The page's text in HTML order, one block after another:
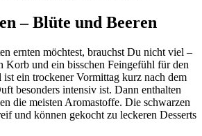
– Blüte und Beeren
ernten möchtest, brauchst Du nicht viel –
Korb und ein bisschen Feingefühl für den
ein trockener Vormittag kurz nach dem
besonders intensiv ist. Dann enthalten
die meisten Aromastoffe. Die schwarzen
und können gekocht zu leckeren Desserts